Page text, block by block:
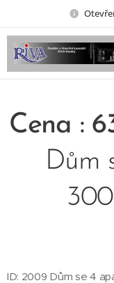
Cena :
Dům
ID: 2009 Dům se 4